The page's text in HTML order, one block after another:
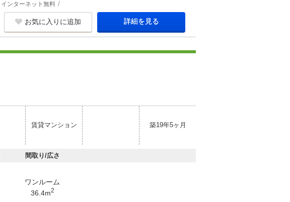
インターネット無料
お気に入りに追加 詳細を見る
賃貸マンション 築19年5ヶ月
間取り/広さ
ワンルーム
36.4m2